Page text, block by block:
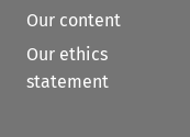
Our content
Our ethics
statement